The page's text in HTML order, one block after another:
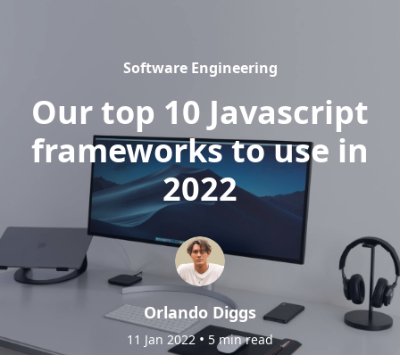
Software Engineering
Our top 10 Javascript
frameworks to use in
2022
Orlando Diggs
11 Jan 2022 • 5 min read